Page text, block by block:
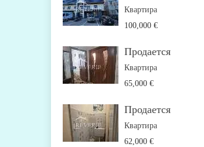
Квартира
100,000 €
Продается
Квартира
65,000 €
Продается
Квартира
62,000 €